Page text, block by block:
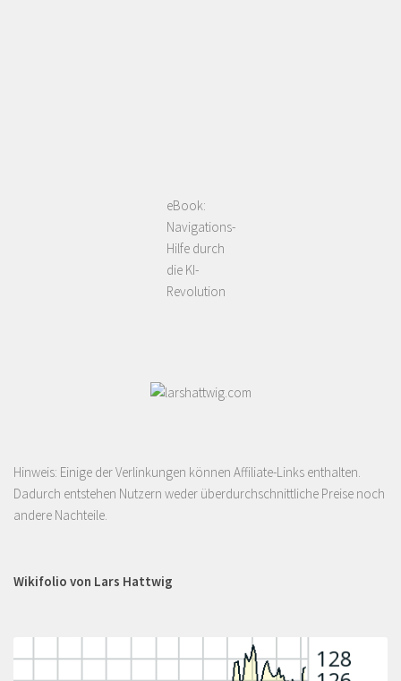
eBook:
Navigations-
Hilfe durch
die KI-
Revolution
Hinweis: Einige der Verlinkungen können Affiliate-Links enthalten.
Dadurch entstehen Nutzern weder überdurchschnittliche Preise noch
andere Nachteile.
Wikifolio von Lars Hattwig